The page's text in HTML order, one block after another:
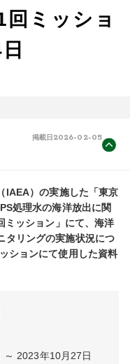
回ミッショ
掲載日 2026-02-05
IAEA）の実施した「東京
処理水の海洋放出に関
ミッション」にて、海洋
タリングの実施状況につ
ションにて使用した資料
2023年10月27日